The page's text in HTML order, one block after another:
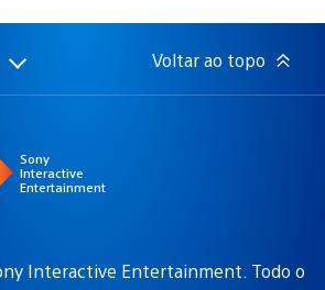
Voltar ao topo
Sony
Interactive
Entertainment
Interactive Entertainment. Todo o